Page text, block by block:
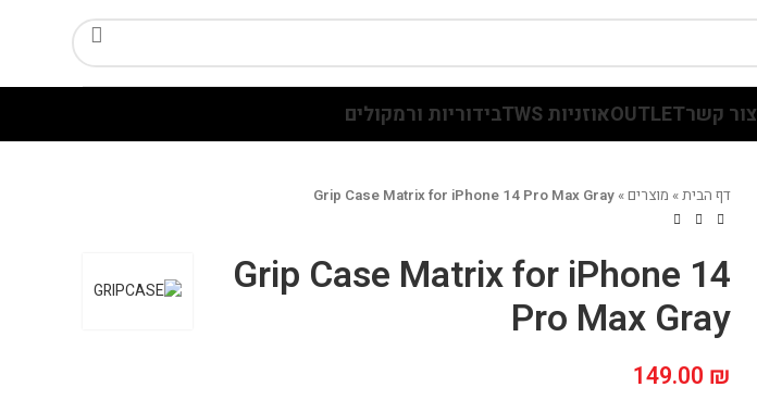
צור קשרOUTLETאוזניות TWS בידוריות ורמקולים
דף הבית» מוצרים»
Grip Case Matrix for iPhone 14 Pro Max Gray
Grip Case Matrix for iPhone 14
Pro Max Gray
149.00 ₪